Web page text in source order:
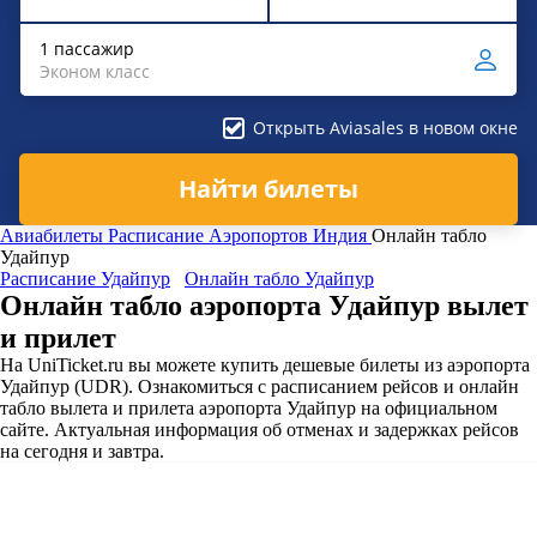
1 пассажир
Эконом класс
Открыть Aviasales в новом окне
Найти билеты
Авиабилеты Расписание Аэропортов Индия Онлайн табло
Удайпур
Расписание Удайпур
Онлайн табло Удайпур
Онлайн табло аэропорта Удайпур вылет
и прилет
На UniTicket.ru вы можете купить дешевые билеты из аэропорта
Удайпур (UDR). Ознакомиться с расписанием рейсов и онлайн
табло вылета и прилета аэропорта Удайпур на официальном
сайте. Актуальная информация об отменах и задержках рейсов
на сегодня и завтра.